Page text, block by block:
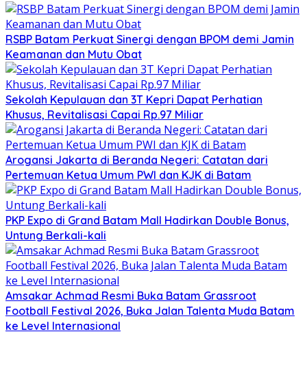
RSBP Batam Perkuat Sinergi dengan BPOM demi Jamin
Keamanan dan Mutu Obat
Sekolah Kepulauan dan 3T Kepri Dapat Perhatian
Khusus, Revitalisasi Capai Rp.97 Miliar
Arogansi Jakarta di Beranda Negeri: Catatan dari
Pertemuan Ketua Umum PWI dan KJK di Batam
PKP Expo di Grand Batam Mall Hadirkan Double Bonus,
Untung Berkali-kali
Amsakar Achmad Resmi Buka Batam Grassroot
Football Festival 2026, Buka Jalan Talenta Muda Batam
ke Level Internasional